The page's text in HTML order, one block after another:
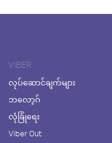
VIBER
လုပ်ဆောင်ချက်များ
ဘလော့ဂ်
လုံခြုံရေး
Viber Out